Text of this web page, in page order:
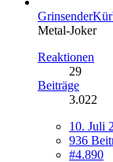
Metal-Joker
Reaktionen
29
Beiträge
3.022
10. Juli
936
#4.890